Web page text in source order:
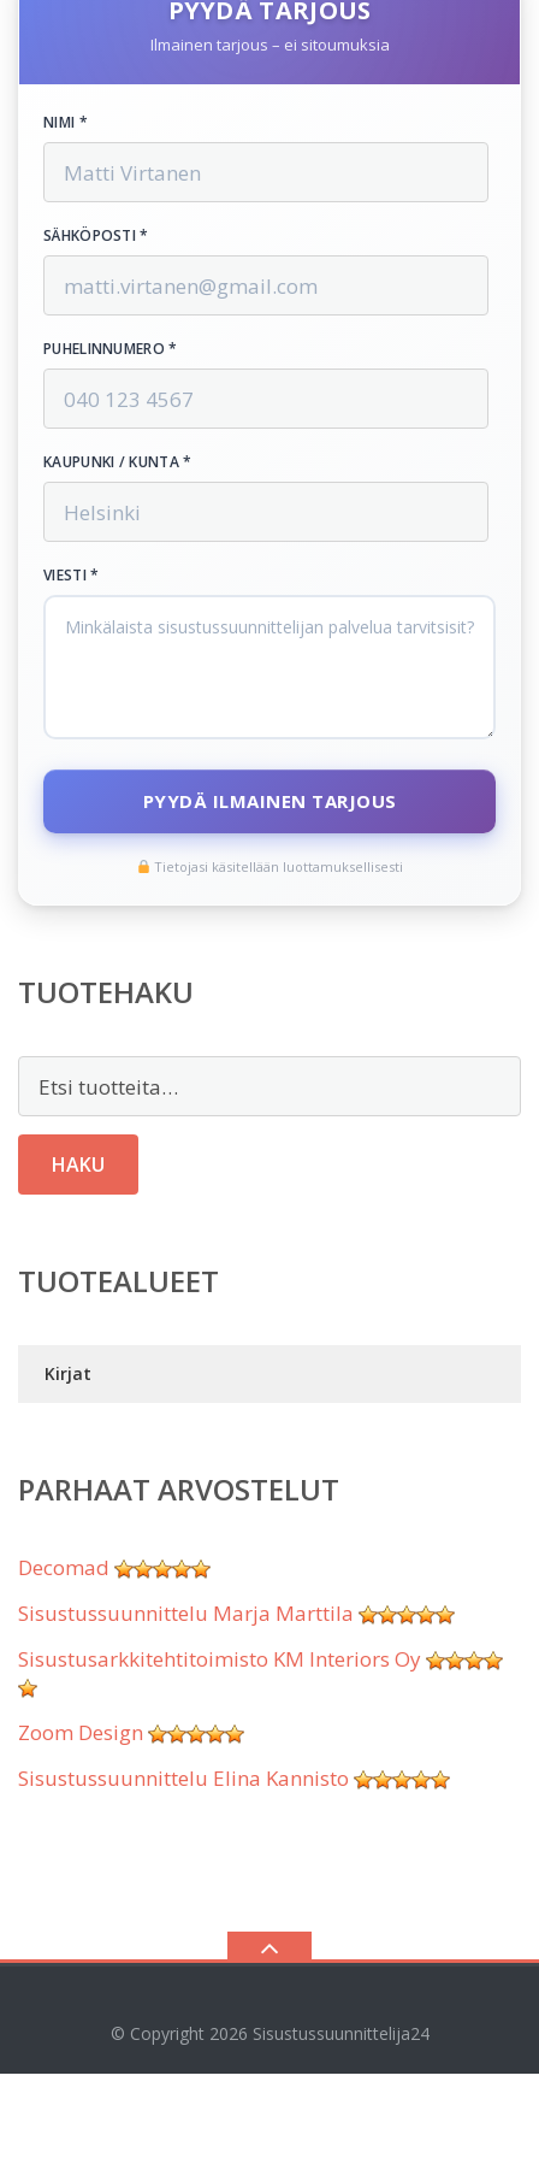
PYYDÄ TARJOUS
Ilmainen tarjous – ei sitoumuksia
NIMI *
SÄHKÖPOSTI *
PUHELINNUMERO *
KAUPUNKI / KUNTA *
VIESTI *
PYYDÄ ILMAINEN TARJOUS
Tietojasi käsitellään luottamuksellisesti
TUOTEHAKU
HAKU
TUOTEALUEET
Kirjat
PARHAAT ARVOSTELUT
Decomad
Sisustussuunnittelu Marja Marttila
Sisustusarkkitehtitoimisto KM Interiors Oy
Zoom Design
Sisustussuunnittelu Elina Kannisto
© Copyright 2026 Sisustussuunnittelija24